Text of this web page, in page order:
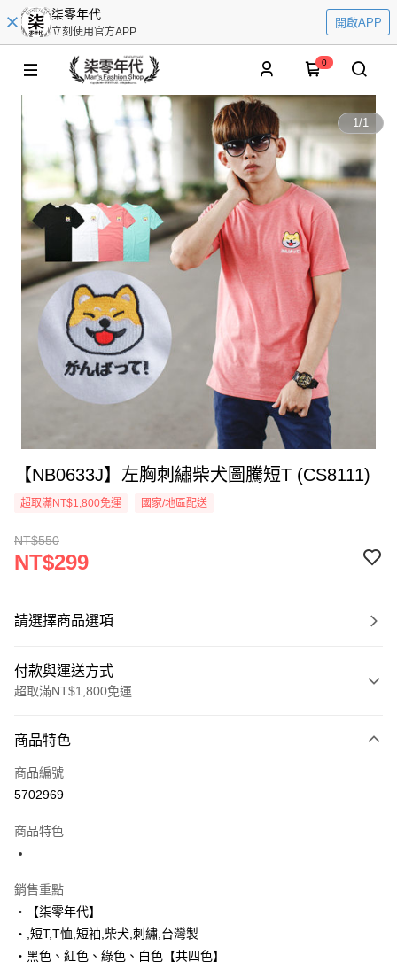
柒零年代
立刻使用官方APP
開啟APP
0
1/1
【NB0633J】左胸刺繡柴犬圖騰短T (CS8111)
超取滿NT$1,800免運 國家/地區配送
NT$550
NT$299
請選擇商品選項
付款與運送方式
超取滿NT$1,800免運
信用卡一次付款
超商取貨付款
街口支付
悠遊付
Google Pay
商品特色
商品編號
5702969
商品特色
銷售重點
‧【柒零年代】
‧,短T,T恤,短袖,柴犬,刺繡,台灣製
‧黑色、紅色、綠色、白色【共四色】